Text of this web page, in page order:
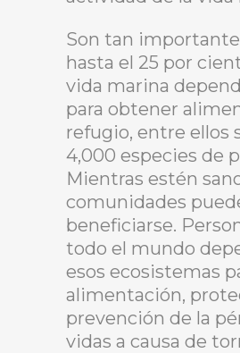
Son tan
hasta el 25 por
vida marina
para obtener
refugio, entre ellos
4,000 especies de
Mientras estén
comunidades
beneficiarse.
todo el mundo
esos ecosistemas
alimentación,
prevención de la
vidas a causa de